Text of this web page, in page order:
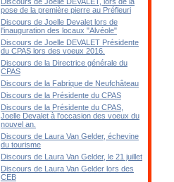
pose de la première pierre au Préfleuri
Discours de Joelle Devalet lors de
l'inauguration des locaux "Alvéole"
Discours de Joelle DEVALET Présidente
du CPAS lors des voeux 2016.
Discours de la Directrice générale du
CPAS
Discours de la Fabrique de Neufchâteau
Discours de la Présidente du CPAS
Discours de la Présidente du CPAS,
Joelle Devalet à l'occasion des voeux du
nouvel an.
Discours de Laura Van Gelder, échevine
du tourisme
Discours de Laura Van Gelder, le 21 juillet
Discours de Laura Van Gelder lors des
CEB